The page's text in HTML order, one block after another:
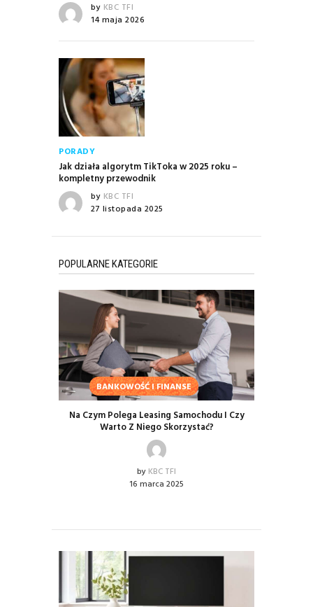
by KBC TFI
14 maja 2026
PORADY
Jak działa algorytm TikToka w 2025 roku –
kompletny przewodnik
by KBC TFI
27 listopada 2025
POPULARNE KATEGORIE
BANKOWOŚĆ I FINANSE
Na Czym Polega Leasing Samochodu I Czy
Warto Z Niego Skorzystać?
by KBC TFI
16 marca 2025